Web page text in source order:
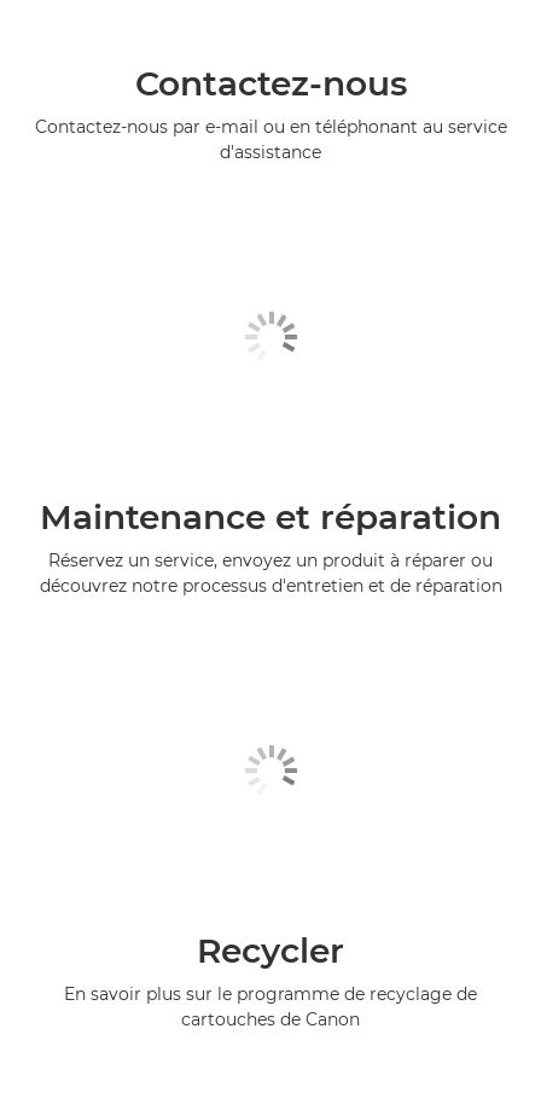
Contactez-nous
Contactez-nous par e-mail ou en téléphonant au service
d'assistance
Maintenance et réparation
Réservez un service, envoyez un produit à réparer ou
découvrez notre processus d'entretien et de réparation
Recycler
En savoir plus sur le programme de recyclage de
cartouches de Canon